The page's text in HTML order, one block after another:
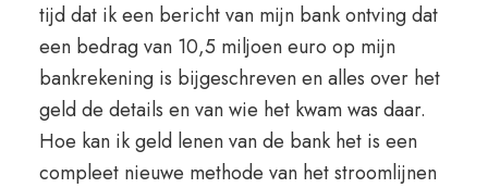
tijd dat ik een bericht van mijn bank ontving dat
een bedrag van 10,5 miljoen euro op mijn
bankrekening is bijgeschreven en alles over het
geld de details en van wie het kwam was daar.
Hoe kan ik geld lenen van de bank het is een
compleet nieuwe methode van het stroomlijnen